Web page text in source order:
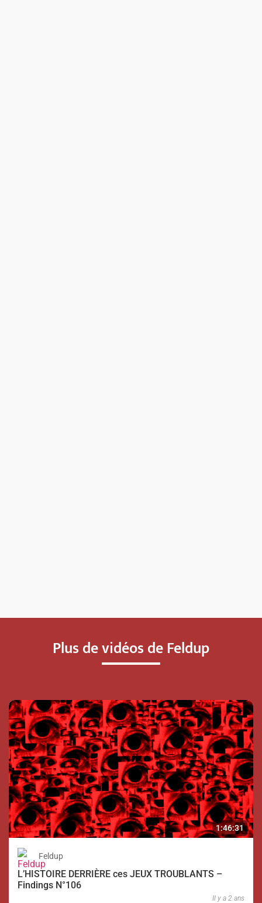
Plus de vidéos de Feldup
1:46:31
Feldup
L’HISTOIRE DERRIÈRE ces JEUX TROUBLANTS –
Findings N°106
Il y a 2 ans